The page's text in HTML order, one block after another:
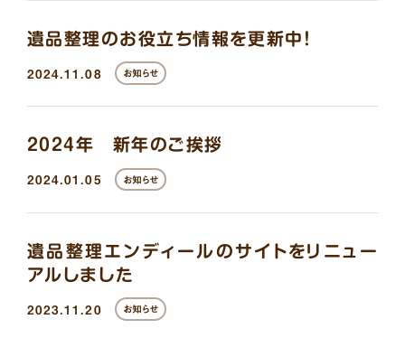
遺品整理のお役立ち情報を更新中！
2024.11.08 お知らせ
2024年 新年のご挨拶
2024.01.05 お知らせ
遺品整理エンディールのサイトをリニュー
アルしました
2023.11.20 お知らせ